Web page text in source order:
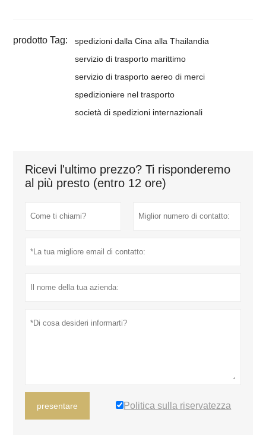
prodotto Tag:
spedizioni dalla Cina alla Thailandia
servizio di trasporto marittimo
servizio di trasporto aereo di merci
spedizioniere nel trasporto
società di spedizioni internazionali
Ricevi l'ultimo prezzo? Ti risponderemo
al più presto (entro 12 ore)
presentare Politica sulla riservatezza